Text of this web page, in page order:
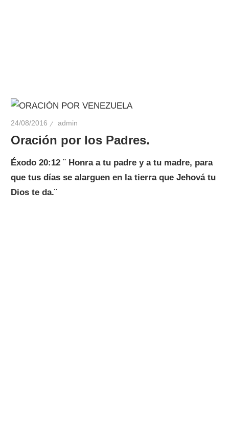
24/08/2016 admin
Oración por los Padres.
Éxodo 20:12 ¨ Honra a tu padre y a tu madre, para
que tus días se alarguen en la tierra que Jehová tu
Dios te da.¨